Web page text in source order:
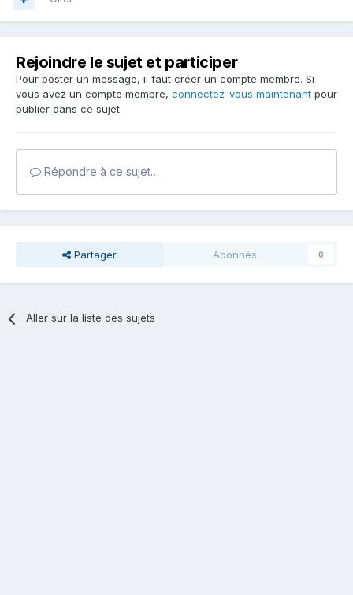
Rejoindre le sujet et participer
Pour poster un message, il faut créer un compte membre. Si
vous avez un compte membre, connectez-vous maintenant pour
publier dans ce sujet.
Répondre à ce sujet…
Partager Abonnés 0
Aller sur la liste des sujets